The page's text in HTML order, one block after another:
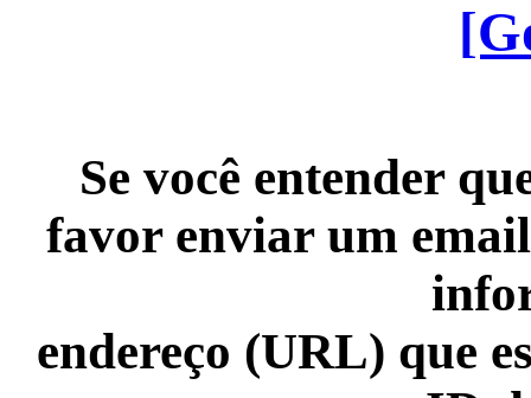
Se você entender
favor enviar um
endereço (URL) que